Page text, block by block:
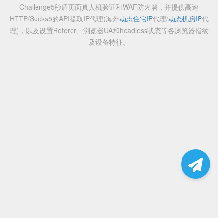
Challenge5秒盾页面真人机验证和WAF防火墙，并提供高速
HTTP/Socks5的API提取IP代理(海外动态住宅IP代理/动态机房IP代
理)，以及设置Referer、浏览器UA和headless状态等各浏览器指纹
及设备特征。